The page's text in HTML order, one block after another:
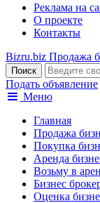
Реклама на
О проекте
Контакты
Bizru.biz Продажа
Подать объявление
Меню
Главная
Продажа
Покупка
Аренда
Возьму в
Бизнес
Оценка